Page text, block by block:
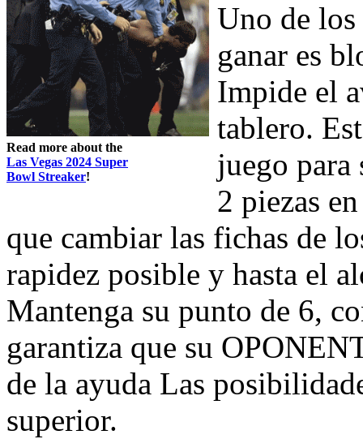
Read more about the
Las Vegas 2024 Super
Bowl Streaker!
Uno de los
ganar es
Impide el
tablero.
juego para
2 piezas
que cambiar las fichas de
rapidez posible y hasta el
Mantenga su punto de 6,
garantiza que su
de la ayuda Las
superior.